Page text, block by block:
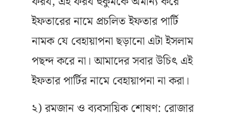
ইফতারের নামে প্রচলিত ইফতার পার্টি
নামক যে বেহায়াপনা ছড়ানো এটা ইসলাম
পছন্দ করে না। আমাদের সবার উচিৎ এই
ইফতার পার্টির নামে বেহায়াপনা না করা।
২) রমজান ও ব্যবসায়িক শোষণ: রোজার